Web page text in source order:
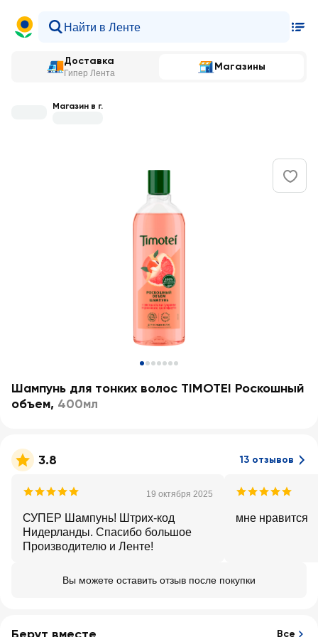
Доставка
Гипер Лента
Магазины
Магазин в г.
Шампунь для тонких волос TIMOTEI Роскошный
объем, 400мл
3.8 13 отзывов
19 октября 2025
СУПЕР Шампунь! Штрих-код
Нидерланды. Спасибо большое
Производителю и Ленте!
мне нравится
Вы можете оставить отзыв после покупки
Все